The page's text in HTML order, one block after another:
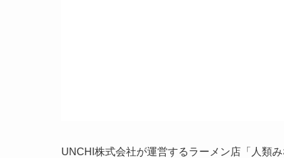
UNCHI株式会社が運営するラーメン店「人類